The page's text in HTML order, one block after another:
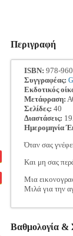
Περιγραφή
ISBN: 978-
Συγγραφέας:
Εκδοτικός
Μετάφραση:
Σελίδες: 40
Διαστάσεις:
Ημερομηνία
Όταν σας
Και μη σας
Μια
Μιλά για την
Βαθμολογία &